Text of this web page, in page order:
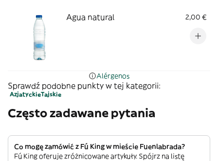
Agua natural 2,00 €
Alérgenos
Sprawdź podobne punkty w tej kategorii:
AzjatyckieTajskie
Często zadawane pytania
Co mogę zamówić z Fú King w mieście Fuenlabrada?
Fú King oferuje zróżnicowane artykuły. Spójrz na listę